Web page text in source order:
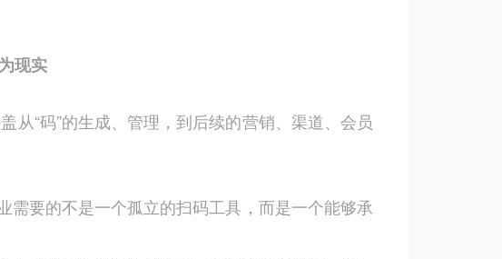
现实
“码”的生成、管理，到后续的营销、渠道、会员
需要的不是一个孤立的扫码工具，而是一个能够承